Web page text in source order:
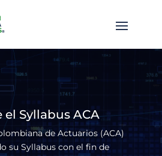
el Syllabus ACA
de Actuarios (ACA)
su Syllabus con el fin de